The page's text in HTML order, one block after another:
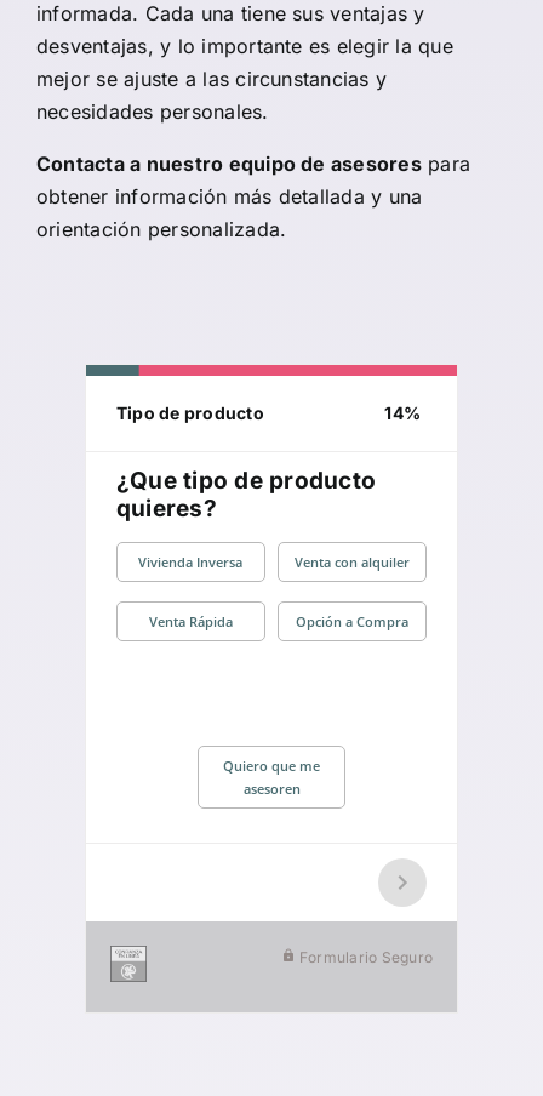
informada. Cada una tiene sus ventajas y
desventajas, y lo importante es elegir la que
mejor se ajuste a las circunstancias y
necesidades personales.
Contacta a nuestro equipo de asesorespara
obtener información más detallada y una
orientación personalizada.
14%
Tipo de producto
¿Que tipo de producto
quieres?
Vivienda Inversa Venta con alquiler
Venta Rápida Opción a Compra
Quiero que me
asesoren
Formulario Seguro